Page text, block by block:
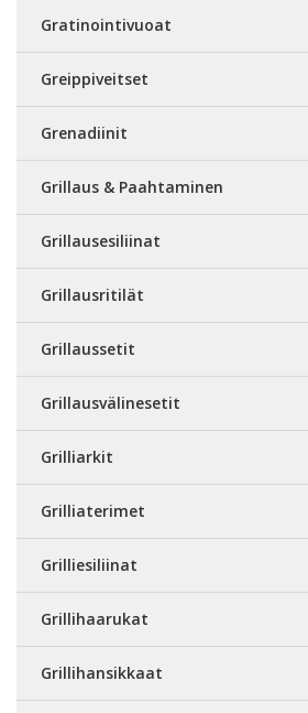
Gratinointivuoat
Greippiveitset
Grenadiinit
Grillaus & Paahtaminen
Grillausesiliinat
Grillausritilät
Grillaussetit
Grillausvälinesetit
Grilliarkit
Grilliaterimet
Grilliesiliinat
Grillihaarukat
Grillihansikkaat